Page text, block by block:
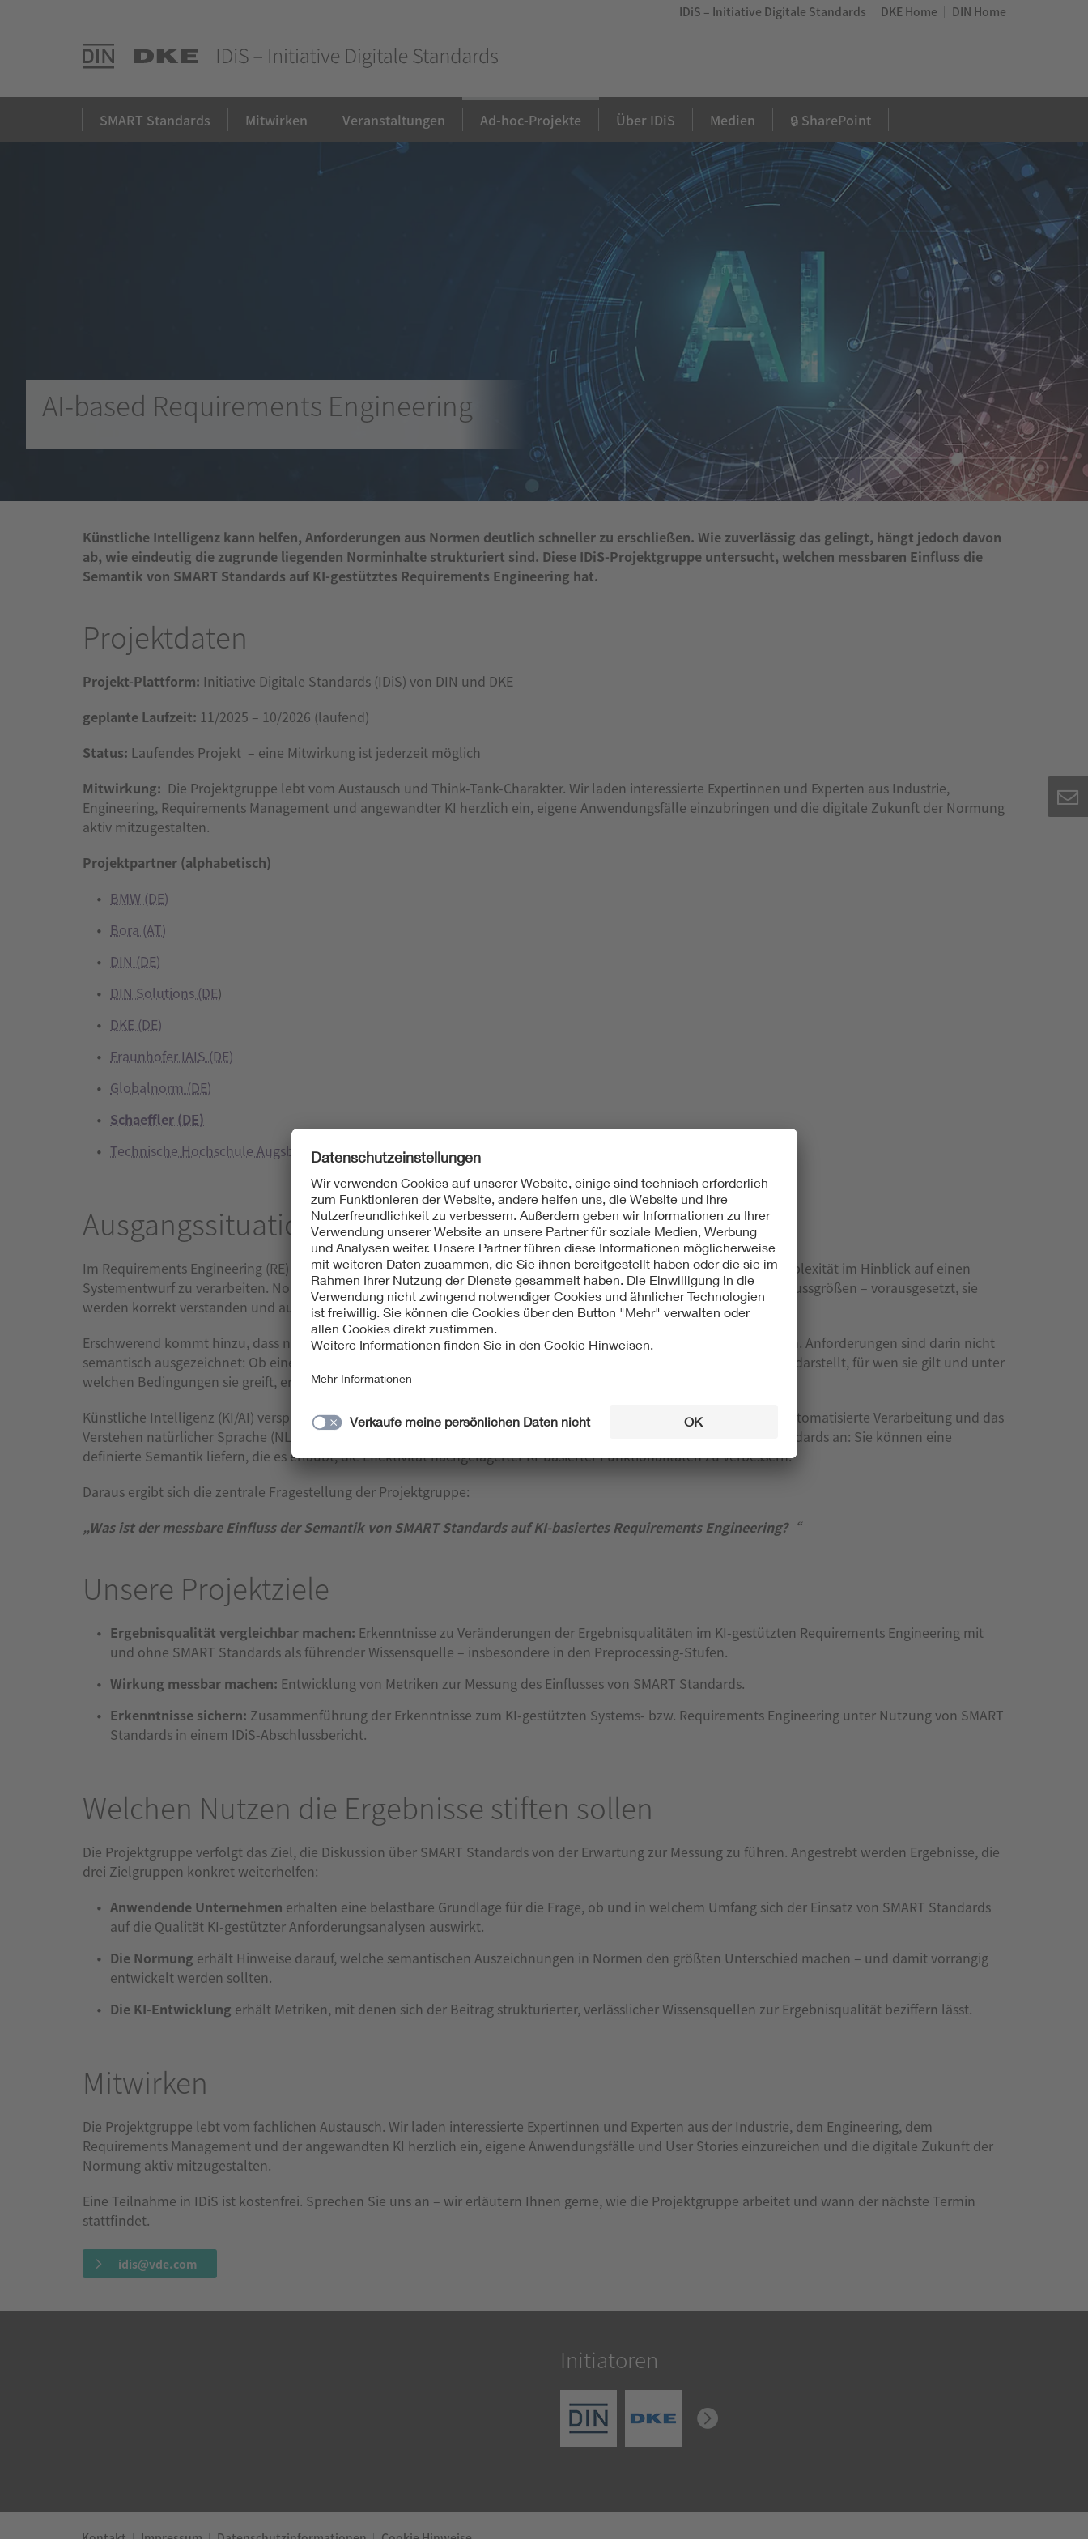
IDiS – Initiative Digitale Standards DKE Home DIN Home
SMART Standards Mitwirken Veranstaltungen Ad-hoc-Projekte Über IDiS Medien 🔒 SharePoint
AI-based Requirements Engineering
Künstliche Intelligenz kann helfen, Anforderungen aus Normen deutlich schneller zu erschließen. Wie zuverlässig das gelingt, hängt jedoch davon
ab, wie eindeutig die zugrunde liegenden Norminhalte strukturiert sind. Diese IDiS-Projektgruppe untersucht, welchen messbaren Einfluss die
Semantik von SMART Standards auf KI-gestütztes Requirements Engineering hat.
Projektdaten
Projekt-Plattform: Initiative Digitale Standards (IDiS) von DIN und DKE
geplante Laufzeit: 11/2025 – 10/2026 (laufend)
Status: Laufendes Projekt – eine Mitwirkung ist jederzeit möglich
Mitwirkung: Die Projektgruppe lebt vom Austausch und Think-Tank-Charakter. Wir laden interessierte Expertinnen und Experten aus Industrie,
Engineering, Requirements Management und angewandter KI herzlich ein, eigene Anwendungsfälle einzubringen und die digitale Zukunft der Normung
aktiv mitzugestalten.
Projektpartner (alphabetisch)
BMW (DE)
Bora (AT)
DIN (DE)
DIN Solutions (DE)
DKE (DE)
Fraunhofer IAIS (DE)
Globalnorm (DE)
Schaeffler (DE)
Technische Hochschule Augsburg (DE)
Ausgangssituation & Herausforderung
Im Requirements Engineering (RE) gilt es, große Mengen natürlichsprachlicher Anforderungsartefakte von hoher Komplexität im Hinblick auf einen
Systementwurf zu verarbeiten. Normen und Standards sind dabei über Anwendungsgebiete hinweg wesentliche Einflussgrößen – vorausgesetzt, sie
werden korrekt verstanden und ausgelegt.
Erschwerend kommt hinzu, dass normative Dokumente bislang ganz überwiegend als statische PDF-Dateien vorliegen. Anforderungen sind darin nicht
semantisch ausgezeichnet: Ob eine Textstelle eine verbindliche Anforderung, eine Empfehlung oder eine Erläuterung darstellt, für wen sie gilt und unter
welchen Bedingungen sie greift, erschließt sich erst durch menschliche Interpretation.
Künstliche Intelligenz (KI/AI) verspricht Ansätze, um diese verwobenen Komplexitäten effizient zu beherrschen. Die automatisierte Verarbeitung und das
Verstehen natürlicher Sprache (NLP/NLU) bleiben jedoch mit Unsicherheiten behaftet. Genau hier setzen SMART Standards an: Sie können eine
definierte Semantik liefern, die es erlaubt, die Effektivität nachgelagerter KI-basierter Funktionalitäten zu verbessern.
Daraus ergibt sich die zentrale Fragestellung der Projektgruppe:
„Was ist der messbare Einfluss der Semantik von SMART Standards auf KI-basiertes Requirements Engineering?“
Unsere Projektziele
Ergebnisqualität vergleichbar machen: Erkenntnisse zu Veränderungen der Ergebnisqualitäten im KI-gestützten Requirements Engineering mit
und ohne SMART Standards als führender Wissensquelle – insbesondere in den Preprocessing-Stufen.
Wirkung messbar machen: Entwicklung von Metriken zur Messung des Einflusses von SMART Standards.
Erkenntnisse sichern: Zusammenführung der Erkenntnisse zum KI-gestützten Systems- bzw. Requirements Engineering unter Nutzung von SMART
Standards in einem IDiS-Abschlussbericht.
Welchen Nutzen die Ergebnisse stiften sollen
Die Projektgruppe verfolgt das Ziel, die Diskussion über SMART Standards von der Erwartung zur Messung zu führen. Angestrebt werden Ergebnisse, die
drei Zielgruppen konkret weiterhelfen:
Anwendende Unternehmen erhalten eine belastbare Grundlage für die Frage, ob und in welchem Umfang sich der Einsatz von SMART Standards
auf die Qualität KI-gestützter Anforderungsanalysen auswirkt.
Die Normung erhält Hinweise darauf, welche semantischen Auszeichnungen in Normen den größten Unterschied machen – und damit vorrangig
entwickelt werden sollten.
Die KI-Entwicklung erhält Metriken, mit denen sich der Beitrag strukturierter, verlässlicher Wissensquellen zur Ergebnisqualität beziffern lässt.
Mitwirken
Die Projektgruppe lebt vom fachlichen Austausch. Wir laden interessierte Expertinnen und Experten aus der Industrie, dem Engineering, dem
Requirements Management und der angewandten KI herzlich ein, eigene Anwendungsfälle und User Stories einzureichen und die digitale Zukunft der
Normung aktiv mitzugestalten.
Eine Teilnahme in IDiS ist kostenfrei. Sprechen Sie uns an – wir erläutern Ihnen gerne, wie die Projektgruppe arbeitet und wann der nächste Termin
stattfindet.
idis@vde.com
Initiatoren